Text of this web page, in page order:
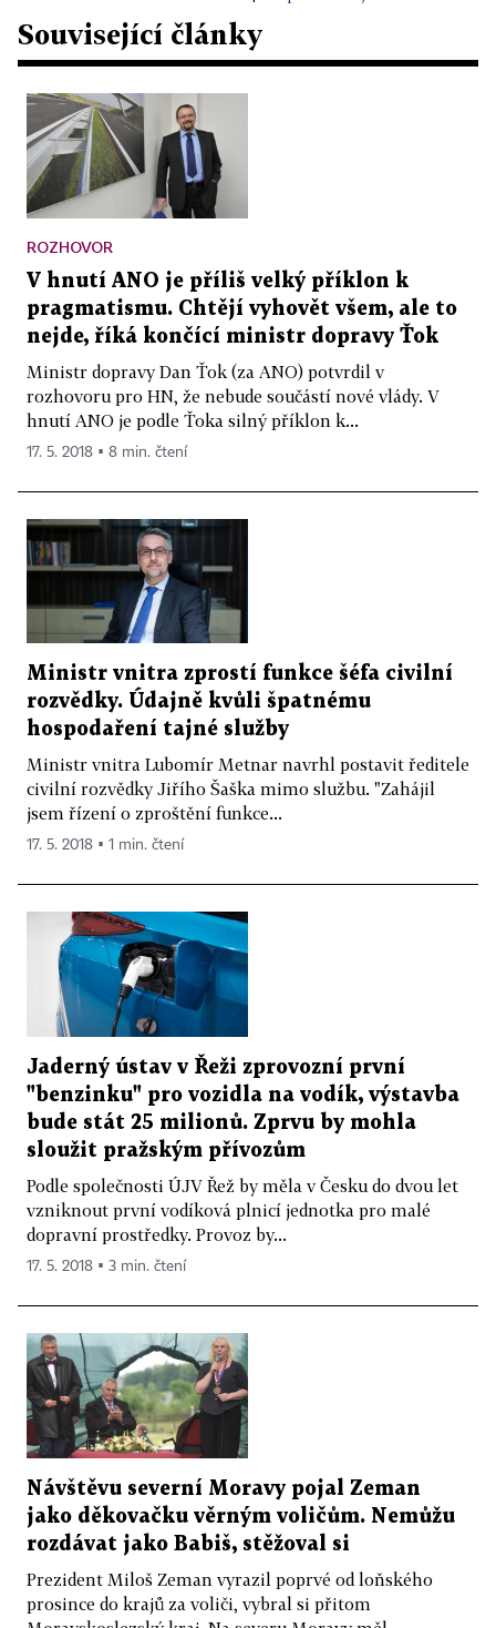
Související články
ROZHOVOR
V hnutí ANO je příliš velký příklon k
pragmatismu. Chtějí vyhovět všem, ale to
nejde, říká končící ministr dopravy Ťok
Ministr dopravy Dan Ťok (za ANO) potvrdil v
rozhovoru pro HN, že nebude součástí nové vlády. V
hnutí ANO je podle Ťoka silný příklon k...
17. 5. 2018 ▪ 8 min. čtení
Ministr vnitra zprostí funkce šéfa civilní
rozvědky. Údajně kvůli špatnému
hospodaření tajné služby
Ministr vnitra Lubomír Metnar navrhl postavit ředitele
civilní rozvědky Jiřího Šaška mimo službu. "Zahájil
jsem řízení o zproštění funkce...
17. 5. 2018 ▪ 1 min. čtení
Jaderný ústav v Řeži zprovozní první
"benzinku" pro vozidla na vodík, výstavba
bude stát 25 milionů. Zprvu by mohla
sloužit pražským přívozům
Podle společnosti ÚJV Řež by měla v Česku do dvou let
vzniknout první vodíková plnicí jednotka pro malé
dopravní prostředky. Provoz by...
17. 5. 2018 ▪ 3 min. čtení
Návštěvu severní Moravy pojal Zeman
jako děkovačku věrným voličům. Nemůžu
rozdávat jako Babiš, stěžoval si
Prezident Miloš Zeman vyrazil poprvé od loňského
prosince do krajů za voliči, vybral si přitom